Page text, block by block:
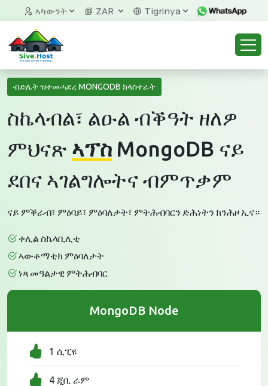
ኣካውንት ZAR Tigrinya
ብድሌት ዝተመሓደረ MONGODB ክላስተራት
ስኬላብል፣ ልዑል ብቕዓት ዘለዎ
ምህናጽ ኣፕስ MongoDB ናይ
ደበና ኣገልግሎትና ብምጥቃም
ናይ ምቕራብ፣ ምዕባይ፣ ምዕባለታት፣ ምትሕብባርን ድሕነትን ክንሕዞ ኢና።
ቀሊል ስኬላቢሊቲ
ኣውቶማቲክ ምዕባለታት
ነጻ መዓልታዊ ምትሕብባር
MongoDB Node
1 ሲፒዩ
4 ጂቢ ራም